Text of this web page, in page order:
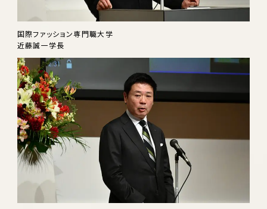
国際ファッション専門職大学
近藤誠一学長